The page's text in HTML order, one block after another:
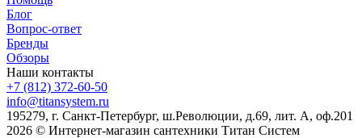
Блог
Вопрос-ответ
Бренды
Обзоры
Наши контакты
+7 (812) 372-60-50
info@titansystem.ru
195279, г. Санкт-Петербург, ш.Революции, д.69, лит. А, оф.201
2026 © Интернет-магазин сантехники Титан Систем